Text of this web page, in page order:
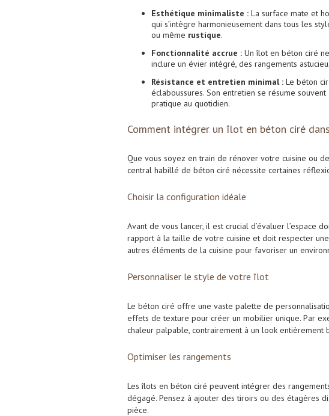
Esthétique minimaliste : La surface mate et
qui s’intègre harmonieusement dans tous les
ou même rustique.
Fonctionnalité accrue : Un îlot en béton ciré
inclure un évier intégré, des rangements
Résistance et entretien minimal : Le béton
éclaboussures. Son entretien se résume
pratique au quotidien.
Comment intégrer un îlot en béton ciré
Que vous soyez en train de rénover votre cuisine ou
central habillé de béton ciré nécessite certaines
Choisir la configuration idéale
Avant de vous lancer, il est crucial d’évaluer l’espace
rapport à la taille de votre cuisine et doit respecter
autres éléments de la cuisine pour favoriser un
Personnaliser le style de votre îlot
Le béton ciré offre une vaste palette de
effets de texture pour créer un mobilier unique. Par
chaleur palpable, contrairement à un look
Optimiser les rangements
Les îlots en béton ciré peuvent intégrer des
dégagé. Pensez à ajouter des tiroirs ou des étagères
pièce.